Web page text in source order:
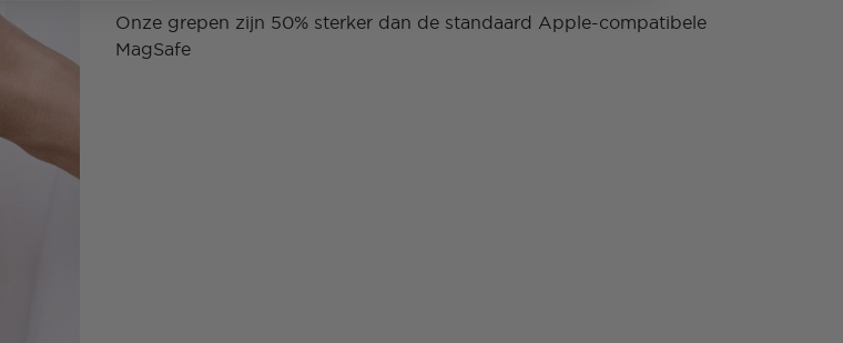
Onze grepen zijn 50% sterker dan de standaard Apple-compatibele
MagSafe